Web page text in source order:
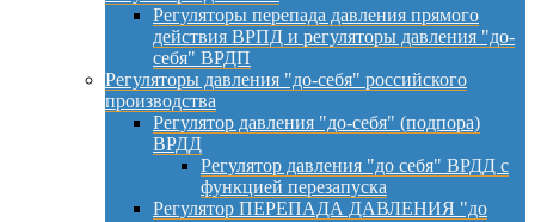
Регуляторы перепада давления прямого
действия ВРПД и регуляторы давления "до-
себя" ВРДП
Регуляторы давления "до-себя" российского
производства
Регулятор давления "до-себя" (подпора)
ВРДД
Регулятор давления "до себя" ВРДД с
функцией перезапуска
Регулятор ПЕРЕПАДА ДАВЛЕНИЯ "до